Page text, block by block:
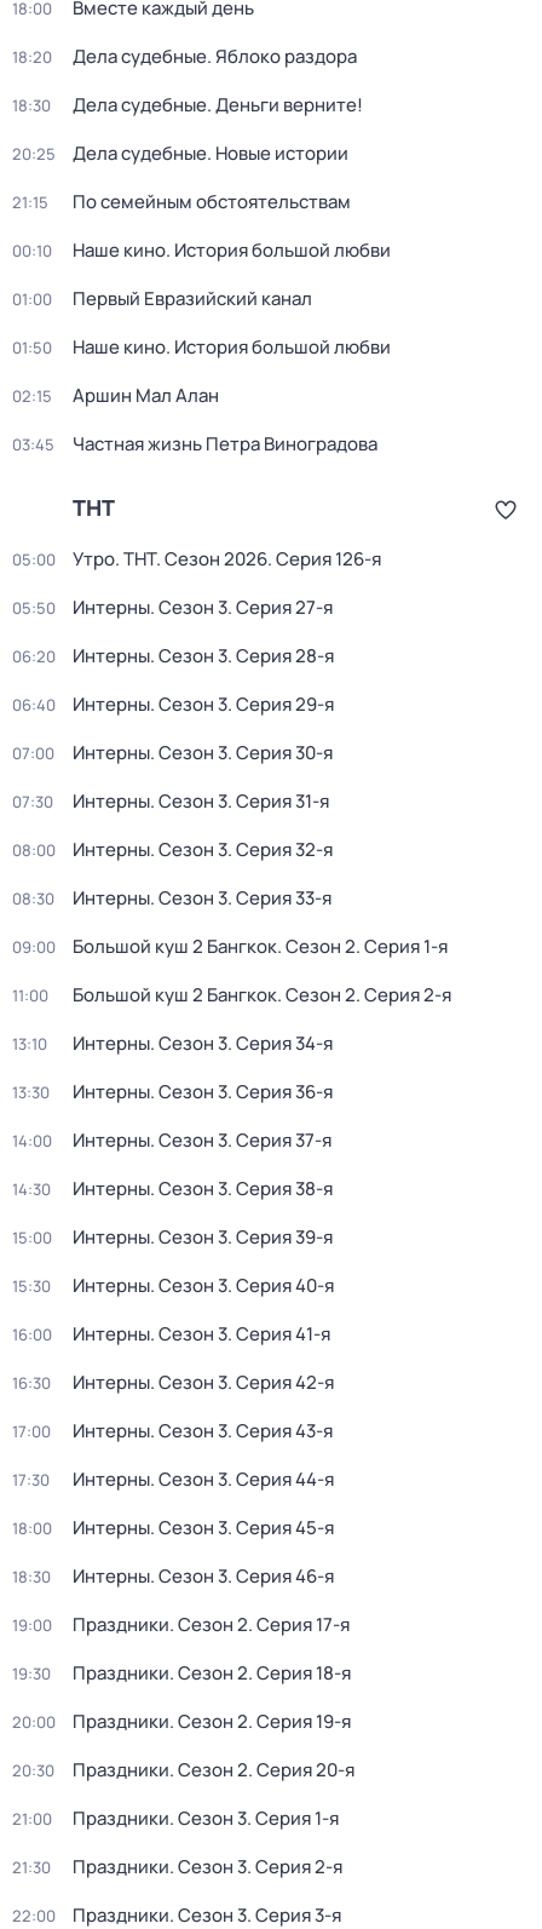
18:00 Вместе каждый день
18:20 Дела судебные. Яблоко раздора
18:30 Дела судебные. Деньги верните!
20:25 Дела судебные. Новые истории
21:15 По семейным обстоятельствам
00:10 Наше кино. История большой любви
01:00 Первый Евразийский канал
01:50 Наше кино. История большой любви
02:15 Аршин Мал Алан
03:45 Частная жизнь Петра Виноградова
ТНТ
05:00 Утро. ТНТ. Сезон 2026. Серия 126-я
05:50 Интерны. Сезон 3. Серия 27-я
06:20 Интерны. Сезон 3. Серия 28-я
06:40 Интерны. Сезон 3. Серия 29-я
07:00 Интерны. Сезон 3. Серия 30-я
07:30 Интерны. Сезон 3. Серия 31-я
08:00 Интерны. Сезон 3. Серия 32-я
08:30 Интерны. Сезон 3. Серия 33-я
09:00 Большой куш 2 Бангкок. Сезон 2. Серия 1-я
11:00 Большой куш 2 Бангкок. Сезон 2. Серия 2-я
13:10 Интерны. Сезон 3. Серия 34-я
13:30 Интерны. Сезон 3. Серия 36-я
14:00 Интерны. Сезон 3. Серия 37-я
14:30 Интерны. Сезон 3. Серия 38-я
15:00 Интерны. Сезон 3. Серия 39-я
15:30 Интерны. Сезон 3. Серия 40-я
16:00 Интерны. Сезон 3. Серия 41-я
16:30 Интерны. Сезон 3. Серия 42-я
17:00 Интерны. Сезон 3. Серия 43-я
17:30 Интерны. Сезон 3. Серия 44-я
18:00 Интерны. Сезон 3. Серия 45-я
18:30 Интерны. Сезон 3. Серия 46-я
19:00 Праздники. Сезон 2. Серия 17-я
19:30 Праздники. Сезон 2. Серия 18-я
20:00 Праздники. Сезон 2. Серия 19-я
20:30 Праздники. Сезон 2. Серия 20-я
21:00 Праздники. Сезон 3. Серия 1-я
21:30 Праздники. Сезон 3. Серия 2-я
22:00 Праздники. Сезон 3. Серия 3-я